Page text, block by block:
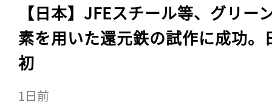
【日本】JFEスチール等、グリー
素を用いた還元鉄の試作に成功。
初
1日前